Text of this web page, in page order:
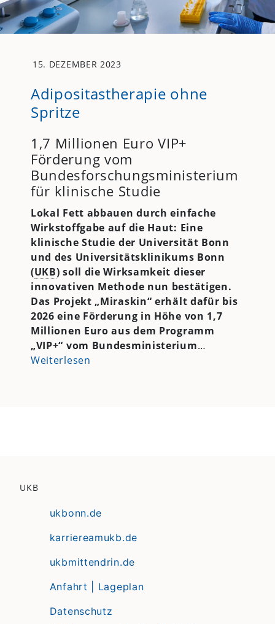
15. DEZEMBER 2023
Adipositastherapie ohne
Spritze
1,7 Millionen Euro VIP+
Förderung vom
Bundesforschungsministerium
für klinische Studie
Lokal Fett abbauen durch einfache
Wirkstoffgabe auf die Haut: Eine
klinische Studie der Universität Bonn
und des Universitätsklinikums Bonn
(UKB) soll die Wirksamkeit dieser
innovativen Methode nun bestätigen.
Das Projekt „Miraskin“ erhält dafür bis
2026 eine Förderung in Höhe von 1,7
Millionen Euro aus dem Programm
„VIP+“ vom Bundesministerium…
Weiterlesen
UKB
ukbonn.de
karriereamukb.de
ukbmittendrin.de
Anfahrt | Lageplan
Datenschutz